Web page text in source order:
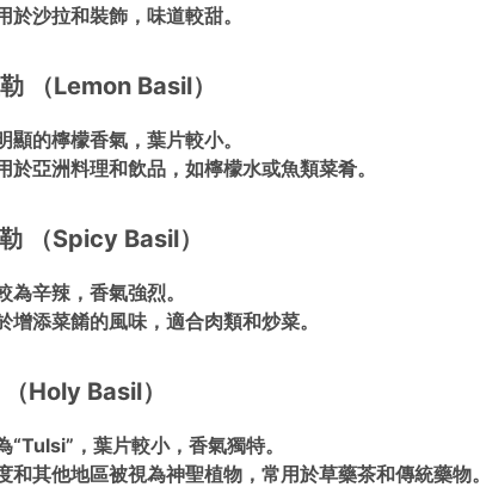
於沙拉和裝飾，味道較甜。
（Lemon Basil）
顯的檸檬香氣，葉片較小。
於亞洲料理和飲品，如檸檬水或魚類菜肴。
（Spicy Basil）
為辛辣，香氣強烈。
增添菜餚的風味，適合肉類和炒菜。
Holy Basil）
“Tulsi” ，葉片較小，香氣獨特。
和其他地區被視為神聖植物，常用於草藥茶和傳統藥物。